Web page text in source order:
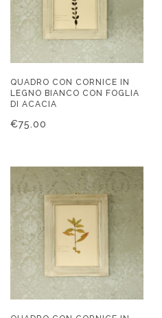
QUADRO CON CORNICE IN
LEGNO BIANCO CON FOGLIA
DI ACACIA
€75.00